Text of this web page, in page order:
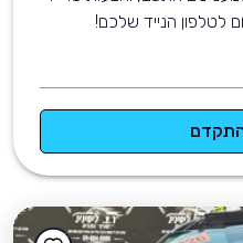
לטלפון הנייד שלכם!